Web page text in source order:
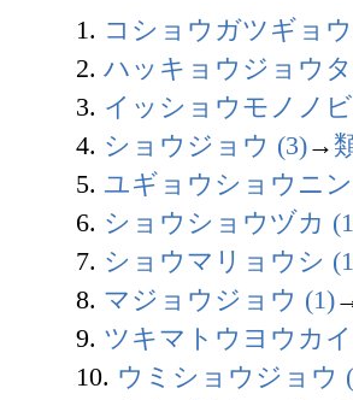
1. コショウガツギョ
2. ハッキョウジョウ
3. イッショウモノノ
4. ショウジョウ (3)→
5. ユギョウショウニ
6. ショウショウヅカ
7. ショウマリョウシ
8. マジョウジョウ (1)
9. ツキマトウヨウカ
10. ウミショウジョウ